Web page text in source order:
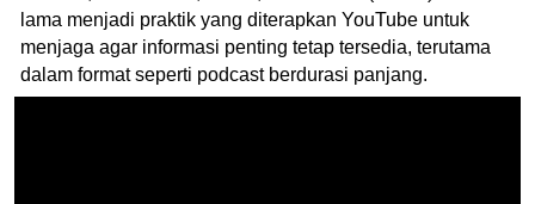
lama menjadi praktik yang diterapkan YouTube untuk
menjaga agar informasi penting tetap tersedia, terutama
dalam format seperti podcast berdurasi panjang.